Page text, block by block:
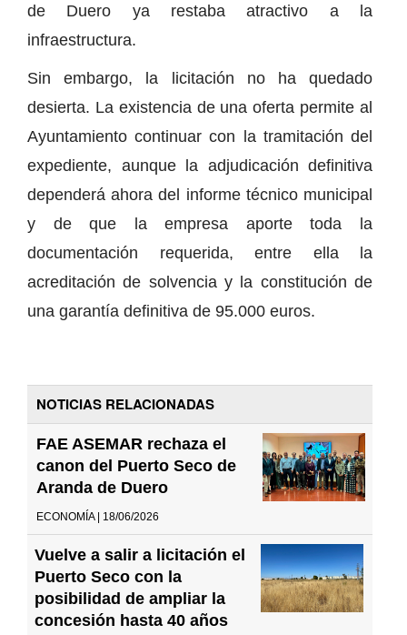
de Duero ya restaba atractivo a la
infraestructura.
Sin embargo, la licitación no ha quedado
desierta. La existencia de una oferta permite al
Ayuntamiento continuar con la tramitación del
expediente, aunque la adjudicación definitiva
dependerá ahora del informe técnico municipal
y de que la empresa aporte toda la
documentación requerida, entre ella la
acreditación de solvencia y la constitución de
una garantía definitiva de 95.000 euros.
NOTICIAS RELACIONADAS
FAE ASEMAR rechaza el
canon del Puerto Seco de
Aranda de Duero
ECONOMÍA | 18/06/2026
Vuelve a salir a licitación el
Puerto Seco con la
posibilidad de ampliar la
concesión hasta 40 años